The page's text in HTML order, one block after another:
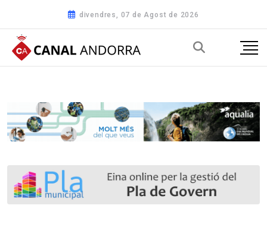
divendres, 07 de Agost de 2026